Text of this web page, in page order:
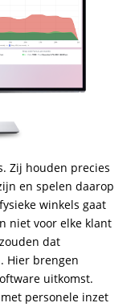
Zij houden precies
en spelen daarop
winkels gaat
niet voor elke klant
dat
Hier brengen
uitkomst.
personele inzet